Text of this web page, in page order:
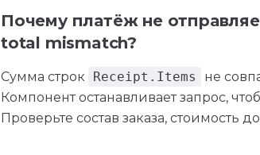
Почему платёж не
total mismatch?
Сумма строк Receipt.Items
не
Компонент останавливает запрос,
Проверьте состав заказа, стоимость